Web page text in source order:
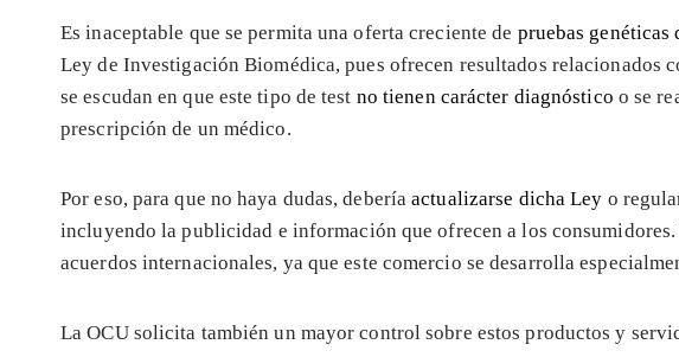
Es inaceptable que se permita una oferta creciente de pruebas
Ley de Investigación Biomédica, pues ofrecen resultados relacionados
se escudan en que este tipo de test no tienen carácter diagnóstico o se
prescripción de un médico.
Por eso, para que no haya dudas, deberíaactualizarse dicha Ley o
incluyendo la publicidad e información que ofrecen a los
acuerdos internacionales, ya que este comercio se desarrolla
La OCU solicita también un mayor control sobre estos productos y